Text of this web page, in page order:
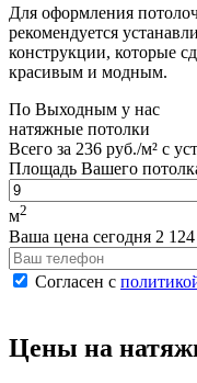
Для оформления
рекомендуется
конструкции, которые
красивым и модным.
По Выходным у нас
натяжные потолки
Всего за 236 руб./м² с
Площадь Вашего
м2
Ваша цена сегодня 2 124
Согласен с
Цены на